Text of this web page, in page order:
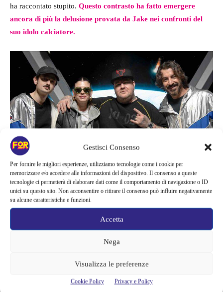
Gestisci Consenso
Per fornire le migliori esperienze, utilizziamo tecnologie come i cookie per
memorizzare e/o accedere alle informazioni del dispositivo. Il consenso a queste
tecnologie ci permetterà di elaborare dati come il comportamento di navigazione o ID
unici su questo sito. Non acconsentire o ritirare il consenso può influire negativamente
su alcune caratteristiche e funzioni.
Accetta
Nega
Visualizza le preferenze
Cookie Policy Privacy e Policy
ha raccontato stupito. Questo contrasto ha fatto emergere
ancora di più la delusione provata da Jake nei confronti del
suo idolo calciatore.
Jake La Furia – Fortementein.com
La morale della vicenda
La lezione che Jake La Furia ha tratto da questa esperienza è
chiara e amara: “Mai incontrare i propri idoli,” ha concluso.